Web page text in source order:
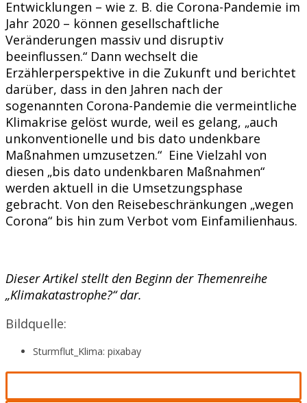
Entwicklungen – wie z. B. die Corona-Pandemie im
Jahr 2020 – können gesellschaftliche
Veränderungen massiv und disruptiv
beeinflussen.“ Dann wechselt die
Erzählerperspektive in die Zukunft und berichtet
darüber, dass in den Jahren nach der
sogenannten Corona-Pandemie die vermeintliche
Klimakrise gelöst wurde, weil es gelang, „auch
unkonventionelle und bis dato undenkbare
Maßnahmen umzusetzen.“ Eine Vielzahl von
diesen „bis dato undenkbaren Maßnahmen“
werden aktuell in die Umsetzungsphase
gebracht. Von den Reisebeschränkungen „wegen
Corona“ bis hin zum Verbot vom Einfamilienhaus.
Dieser Artikel stellt den Beginn der Themenreihe
„Klimakatastrophe?“ dar.
Bildquelle:
Sturmflut_Klima: pixabay